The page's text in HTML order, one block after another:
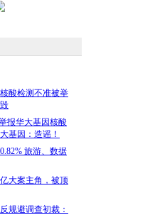
酸检测不准被举
报华大基因核酸
基因：造谣！
旅游、数据
大案主角，被顶
规避调查初裁：